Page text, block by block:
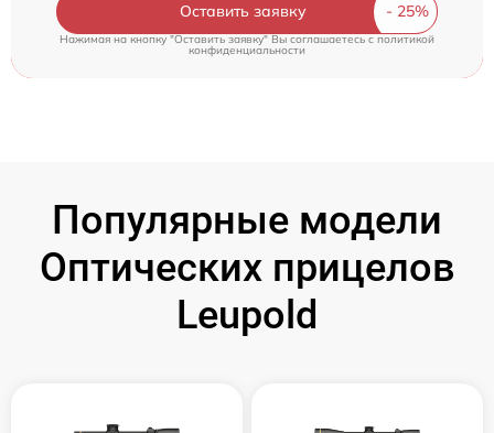
Оставить заявку
Нажимая на кнопку "Оставить заявку" Вы соглашаетесь c политикой
конфиденциальности
Популярные модели
Оптических прицелов
Leupold